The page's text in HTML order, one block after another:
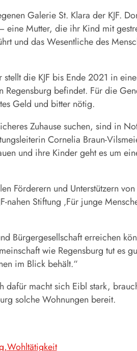
Galerie St. Klara der KJF.
eine Mutter, die ihr Kind mit
und das Wesentliche des
die KJF bis Ende 2021 in
befindet. Für die
Geld und bitter nötig.
Zuhause suchen, sind in
Cornelia Braun-
und ihre Kinder geht es um
Förderern und Unterstützern
Stiftung ‚Für junge
Bürgergesellschaft erreichen
wie Regensburg tut es
im Blick behält.“
macht sich Eibl stark,
solche Wohnungen bereit.
Wohltätigkeit